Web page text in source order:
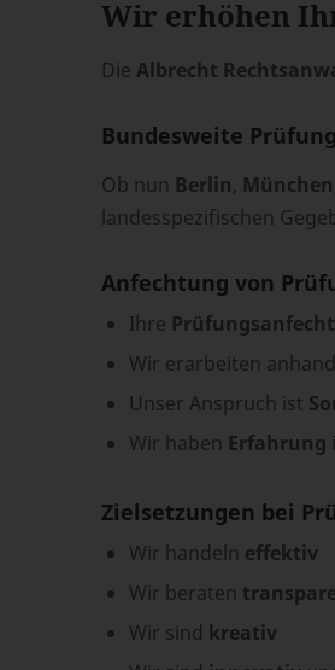
Wir erhöhen
Die Albrecht
Bundesweite
Ob nun Berlin, München
landesspezifischen
Anfechtung von
Ihre
Wir erarbeiten
Unser Anspruch ist
Wir haben Erfahrung
Zielsetzungen bei
Wir handeln effektiv
Wir beraten
Wir sind kreativ